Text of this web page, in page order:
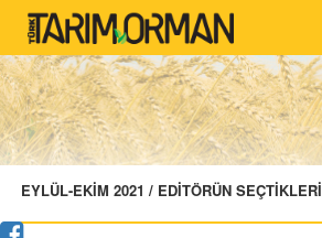
EYLÜL-EKİM 2021 / EDİTÖRÜN SEÇTİKLERİ